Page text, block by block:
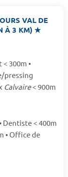
VAL DE
À 3 KM) ★
300m •
pressing
Calvaire< 900m
Dentiste < 400m
• Office de